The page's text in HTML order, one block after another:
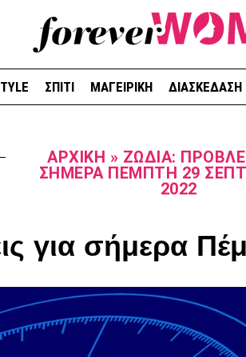
ΣΠΙΤΙ ΜΑΓΕΙΡΙΚΗ ΔΙΑΣΚΕΔΑΣΗ
ΑΡΧΙΚΉ » ΖΏΔΙΑ:
ΣΉΜΕΡΑ ΠΈΜΠΤΗ 29
2022
για σήμερα